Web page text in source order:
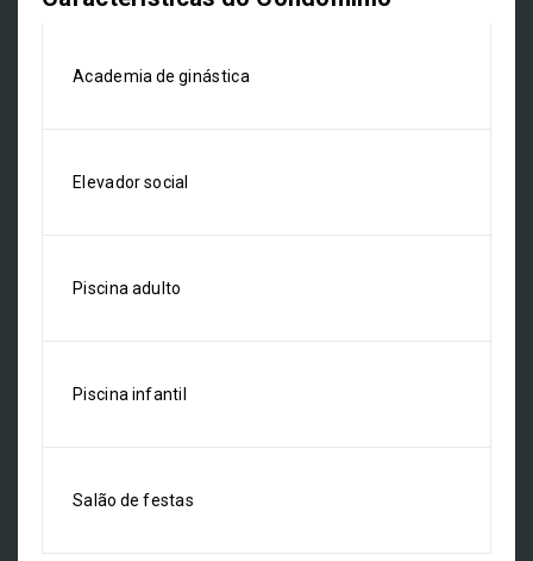
Academia de ginástica
Elevador social
Piscina adulto
Piscina infantil
Salão de festas